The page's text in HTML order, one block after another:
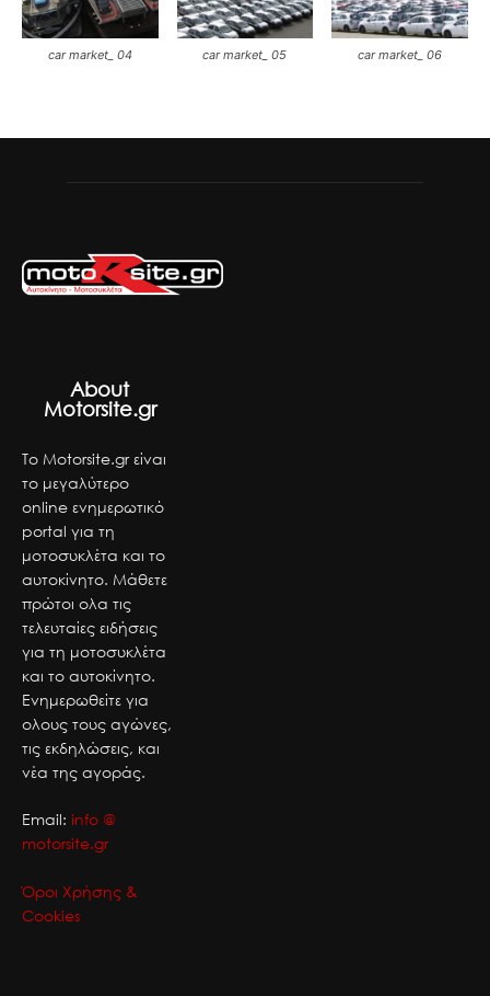
car market_ 04 car market_ 05 car market_ 06
About
Motorsite.gr
Το Motorsite.gr είναι
το μεγαλύτερο
online ενημερωτικό
portal για τη
μοτοσυκλέτα και το
αυτοκίνητο. Μάθετε
πρώτοι ολα τις
τελευταίες ειδήσεις
για τη μοτοσυκλέτα
και το αυτοκίνητο.
Ενημερωθείτε για
ολους τους αγώνες,
τις εκδηλώσεις, και
νέα της αγοράς.
Email: info @
motorsite.gr
Όροι Χρήσης &
Cookies